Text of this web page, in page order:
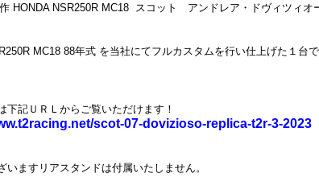
HONDA NSR250R MC18 スコット アンドレア・ドヴィツィ
MC18 88年式 を当社にてフルカスタムを行い仕上げた１台で
下記ＵＲＬからご覧いただけます！
scot-07-dovizioso-replica-t2r-3-2023
いますリアスタンドは付属いたしません。